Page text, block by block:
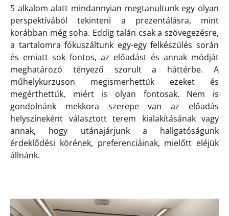
5 alkalom alatt mindannyian megtanultunk egy olyan
perspektívából tekinteni a prezentálásra, mint
korábban még soha. Eddig talán csak a szövegezésre,
a tartalomra fókuszáltunk egy-egy felkészülés során
és emiatt sok fontos, az előadást és annak módját
meghatározó tényező szorult a háttérbe. A
műhelykurzuson megismerhettük ezeket és
megérthettük, miért is olyan fontosak. Nem is
gondolnánk mekkora szerepe van az előadás
helyszíneként választott terem kialakításának vagy
annak, hogy utánajárjunk a hallgatóságunk
érdeklődési körének, preferenciáinak, mielőtt eléjük
állnánk.